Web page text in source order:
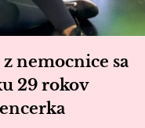
nemocnice sa
29 rokov